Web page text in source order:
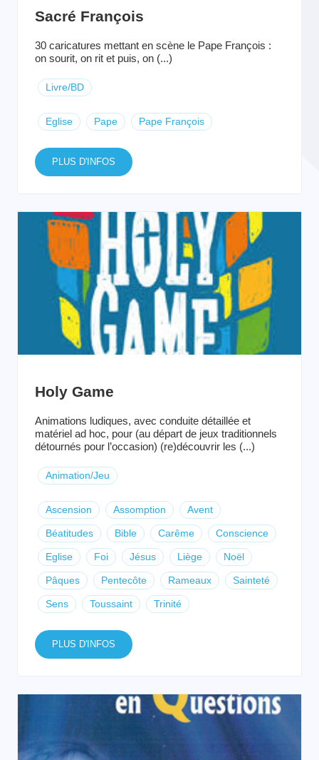
Sacré François
30 caricatures mettant en scène le Pape François :
on sourit, on rit et puis, on (...)
Livre/BD
Eglise Pape Pape François
PLUS D'INFOS
Holy Game
Animations ludiques, avec conduite détaillée et
matériel ad hoc, pour (au départ de jeux traditionnels
détournés pour l’occasion) (re)découvrir les (...)
Animation/Jeu
Ascension Assomption Avent
Béatitudes Bible Carême Conscience
Eglise Foi Jésus Liège Noël
Pâques Pentecôte Rameaux Sainteté
Sens Toussaint Trinité
PLUS D'INFOS